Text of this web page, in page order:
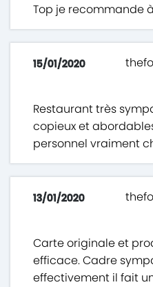
Top je recommande à
15/01/2020
Restaurant très
copieux et
personnel vraiment
13/01/2020
Carte originale et
efficace. Cadre
effectivement il fait